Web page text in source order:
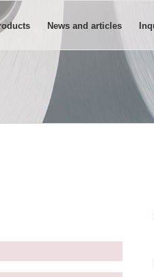
News and articles